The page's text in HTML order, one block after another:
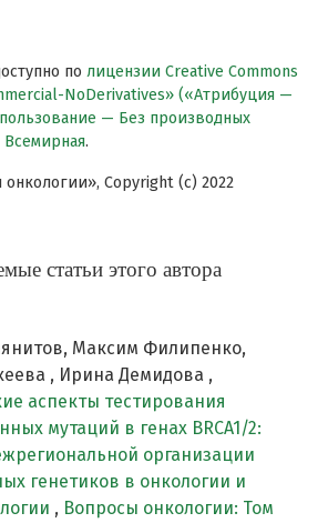
по лицензии Creative Commons
NoDerivatives» («Атрибуция —
— Без производных
.
Copyright (c) 2022
статьи этого автора
Максим Филипенко,
, Ирина Демидова ,
аспекты тестирования
мутаций в генах BRCA1/2:
организации
генетиков в онкологии и
, Вопросы онкологии: Том